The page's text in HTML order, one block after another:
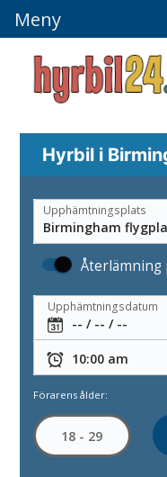
Meny
Hyrbil i
Upphämtningsplats
Återlämning
Upphämtningsdatum
Förarens ålder:
18 - 29
Meny